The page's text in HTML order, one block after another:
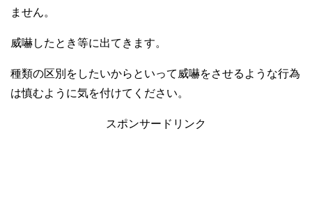
ません。
威嚇したとき等に出てきます。
種類の区別をしたいからといって威嚇をさせるような行為
は慎むように気を付けてください。
スポンサードリンク